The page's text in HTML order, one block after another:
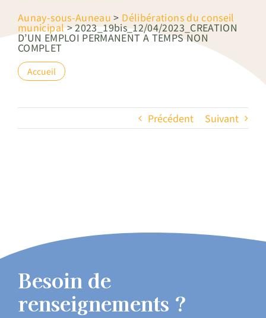
Aunay-sous-Auneau > Délibérations du conseil
municipal>2023_19bis_12/04/2023_CREATION
D’UN EMPLOI PERMANENT A TEMPS NON
COMPLET
Accueil
Précédent Suivant
Besoin de
renseignements ?